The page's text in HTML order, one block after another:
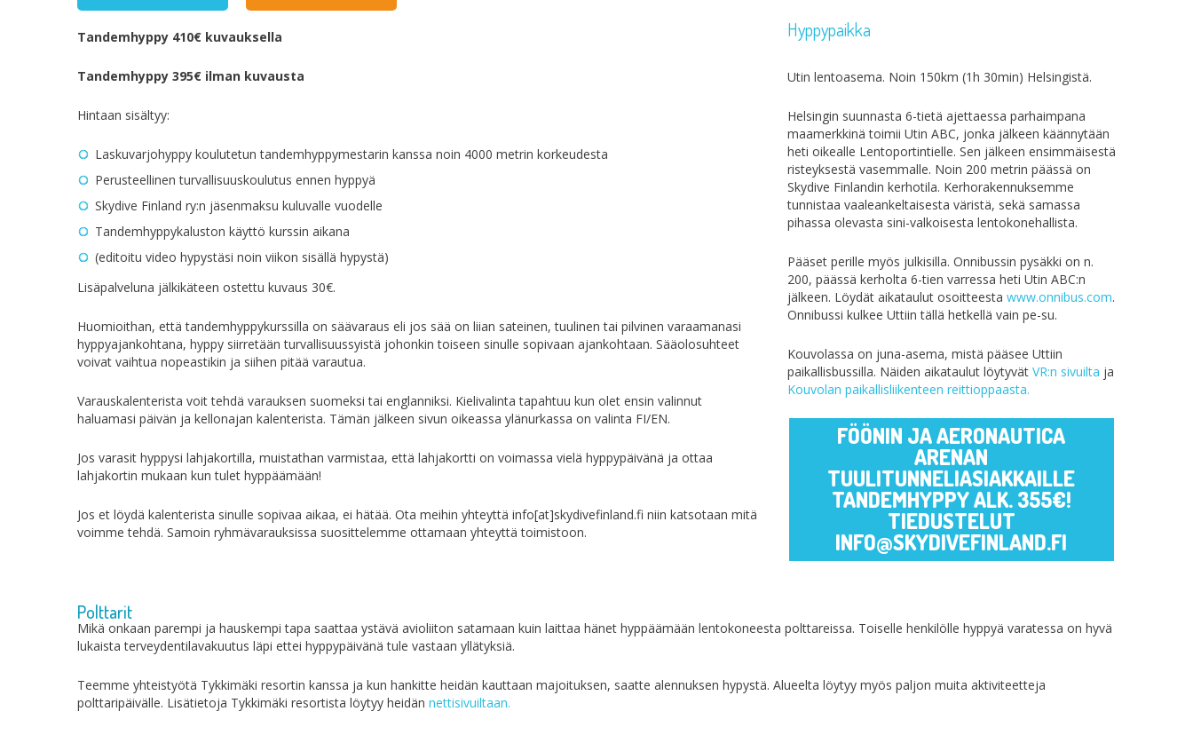
Tandemhyppy 410€ kuvauksella
Tandemhyppy 395€ ilman kuvausta
Hintaan sisältyy:
Laskuvarjohyppy koulutetun tandemhyppymestarin kanssa noin 4000 metrin korkeudesta
Perusteellinen turvallisuuskoulutus ennen hyppyä
Skydive Finland ry:n jäsenmaksu kuluvalle vuodelle
Tandemhyppykaluston käyttö kurssin aikana
(editoitu video hypystäsi noin viikon sisällä hypystä)
Lisäpalveluna jälkikäteen ostettu kuvaus 30€.
Huomioithan, että tandemhyppykurssilla on säävaraus eli jos sää on liian sateinen, tuulinen tai pilvinen varaamanasi
hyppyajankohtana, hyppy siirretään turvallisuussyistä johonkin toiseen sinulle sopivaan ajankohtaan. Sääolosuhteet
voivat vaihtua nopeastikin ja siihen pitää varautua.
Varauskalenterista voit tehdä varauksen suomeksi tai englanniksi. Kielivalinta tapahtuu kun olet ensin valinnut
haluamasi päivän ja kellonajan kalenterista. Tämän jälkeen sivun oikeassa ylänurkassa on valinta FI/EN.
Jos varasit hyppysi lahjakortilla, muistathan varmistaa, että lahjakortti on voimassa vielä hyppypäivänä ja ottaa
lahjakortin mukaan kun tulet hyppäämään!
Jos et löydä kalenterista sinulle sopivaa aikaa, ei hätää. Ota meihin yhteyttä info[at]skydivefinland.fi niin katsotaan mitä
voimme tehdä. Samoin ryhmävarauksissa suosittelemme ottamaan yhteyttä toimistoon.
Hyppypaikka
Utin lentoasema. Noin 150km (1h 30min) Helsingistä.
Helsingin suunnasta 6-tietä ajettaessa parhaimpana
maamerkkinä toimii Utin ABC, jonka jälkeen käännytään
heti oikealle Lentoportintielle. Sen jälkeen ensimmäisestä
risteyksestä vasemmalle. Noin 200 metrin päässä on
Skydive Finlandin kerhotila. Kerhorakennuksemme
tunnistaa vaaleankeltaisesta väristä, sekä samassa
pihassa olevasta sini-valkoisesta lentokonehallista.
Pääset perille myös julkisilla. Onnibussin pysäkki on n.
200, päässä kerholta 6-tien varressa heti Utin ABC:n
jälkeen. Löydät aikataulut osoitteesta www.onnibus.com.
Onnibussi kulkee Uttiin tällä hetkellä vain pe-su.
Kouvolassa on juna-asema, mistä pääsee Uttiin
paikallisbussilla. Näiden aikataulut löytyvät VR:n sivuilta ja
Kouvolan paikallisliikenteen reittioppaasta.
FÖÖNIN JA AERONAUTICA
ARENAN
TUULITUNNELIASIAKKAILLE
TANDEMHYPPY ALK. 355€!
TIEDUSTELUT
INFO@SKYDIVEFINLAND.FI
Polttarit
Mikä onkaan parempi ja hauskempi tapa saattaa ystävä avioliiton satamaan kuin laittaa hänet hyppäämään lentokoneesta polttareissa. Toiselle henkilölle hyppyä varatessa on hyvä
lukaista terveydentilavakuutus läpi ettei hyppypäivänä tule vastaan yllätyksiä.
Teemme yhteistyötä Tykkimäki resortin kanssa ja kun hankitte heidän kauttaan majoituksen, saatte alennuksen hypystä. Alueelta löytyy myös paljon muita aktiviteetteja
polttaripäivälle. Lisätietoja Tykkimäki resortista löytyy heidän nettisivuiltaan.